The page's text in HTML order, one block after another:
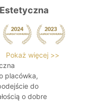
Pokaż więcej >>
placówka,
do
o dobre